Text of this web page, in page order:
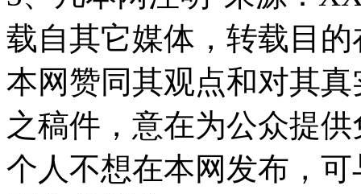
载自其它媒体，转载目
本网赞同其观点和对其
之稿件，意在为公众提
个人不想在本网发布，